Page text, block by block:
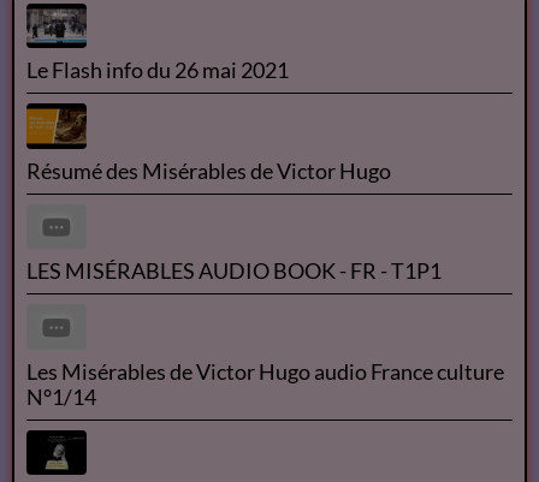
Le Flash info du 26 mai 2021
Résumé des Misérables de Victor Hugo
LES MISÉRABLES AUDIO BOOK - FR - T1P1
Les Misérables de Victor Hugo audio France culture
N°1/14